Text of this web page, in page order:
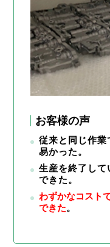
お客様の声
従来と同じ作業
易かった。
生産を終了し
できた。
わずかなコスト
できた。